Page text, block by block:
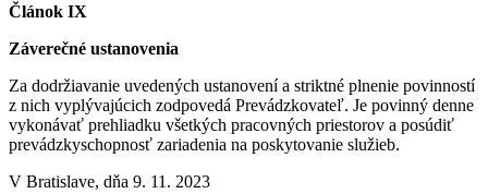
Článok IX
Záverečné ustanovenia
Za dodržiavanie uvedených ustanovení a striktné plnenie povinností
z nich vyplývajúcich zodpovedá Prevádzkovateľ. Je povinný denne
vykonávať prehliadku všetkých pracovných priestorov a posúdiť
prevádzkyschopnosť zariadenia na poskytovanie služieb.
V Bratislave, dňa 9. 11. 2023